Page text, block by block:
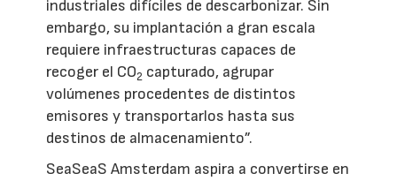
industriales difíciles de descarbonizar. Sin
embargo, su implantación a gran escala
requiere infraestructuras capaces de
recoger el CO2 capturado, agrupar
volúmenes procedentes de distintos
emisores y transportarlos hasta sus
destinos de almacenamiento”.
SeaSeaS Amsterdam aspira a convertirse en